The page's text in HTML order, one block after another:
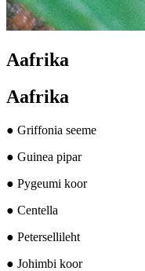
Aafrika
Aafrika
● Griffonia seeme
● Guinea pipar
● Pygeumi koor
● Centella
● Petersellileht
● Johimbi koor